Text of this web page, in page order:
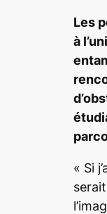
Les
à
« Si